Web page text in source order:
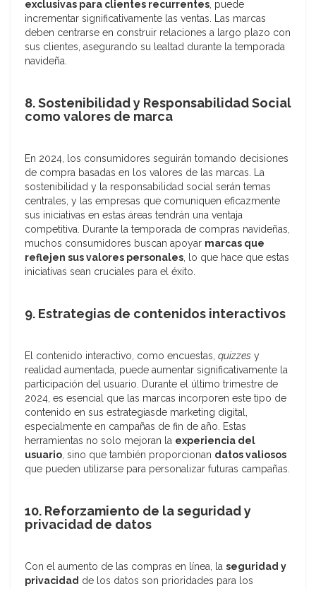
exclusivas para clientes recurrentes, puede
incrementar significativamente las ventas. Las marcas
deben centrarse en construir relaciones a largo plazo con
sus clientes, asegurando su lealtad durante la temporada
navideña.
8. Sostenibilidad y Responsabilidad Social
como valores de marca
En 2024, los consumidores seguirán tomando decisiones
de compra basadas en los valores de las marcas. La
sostenibilidad y la responsabilidad social serán temas
centrales, y las empresas que comuniquen eficazmente
sus iniciativas en estas áreas tendrán una ventaja
competitiva. Durante la temporada de compras navideñas,
muchos consumidores buscan apoyar marcas que
reflejen sus valores personales, lo que hace que estas
iniciativas sean cruciales para el éxito.
9. Estrategias de contenidos interactivos
El contenido interactivo, como encuestas, quizzes y
realidad aumentada, puede aumentar significativamente la
participación del usuario. Durante el último trimestre de
2024, es esencial que las marcas incorporen este tipo de
contenido en sus estrategiasde marketing digital,
especialmente en campañas de fin de año. Estas
herramientas no solo mejoran la experiencia del
usuario, sino que también proporcionan datos valiosos
que pueden utilizarse para personalizar futuras campañas.
10. Reforzamiento de la seguridad y
privacidad de datos
Con el aumento de las compras en línea, la seguridad y
privacidad de los datos son prioridades para los